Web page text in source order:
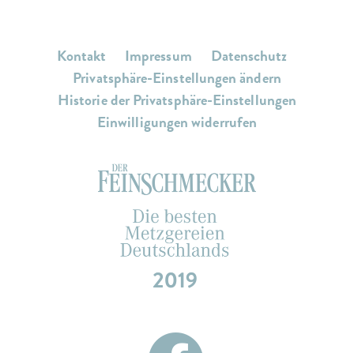
Kontakt Impressum
Datenschutz
Privatsphäre-Einstellungen ändern
Historie der Privatsphäre-Einstellungen
Einwilligungen widerrufen